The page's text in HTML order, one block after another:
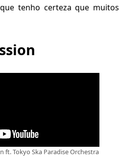
tenho certeza que muitos
ft. Tokyo Ska Paradise Orchestra